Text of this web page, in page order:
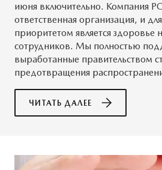
июня включительно. Компания
ответственная организация, и
приоритетом является здоровье
сотрудников. Мы полностью
выработанные правительством
предотвращения
ЧИТАТЬ ДАЛЕЕ